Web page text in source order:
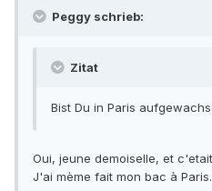
Peggy schrieb:
Zitat
Bist Du in Paris
Oui, jeune demoiselle, et
J'ai mème fait mon bac à Paris.